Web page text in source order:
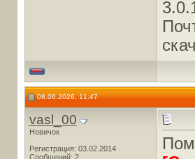
08.06.2026, 11:47
vasl_00
Новичок
Регистрация: 03.02.2014
Сообщений: 2